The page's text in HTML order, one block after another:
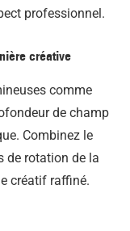
professionnel.
créative
comme
de champ
Combinez le
de rotation de la
créatif raffiné.